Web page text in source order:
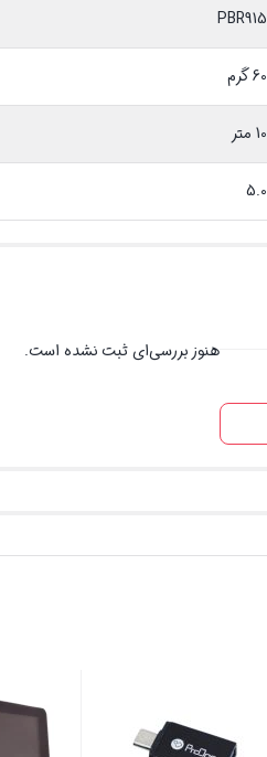
PBR915
60 گرم
10 متر
5.0
هنوز بررسی‌ای ثبت نشده است.